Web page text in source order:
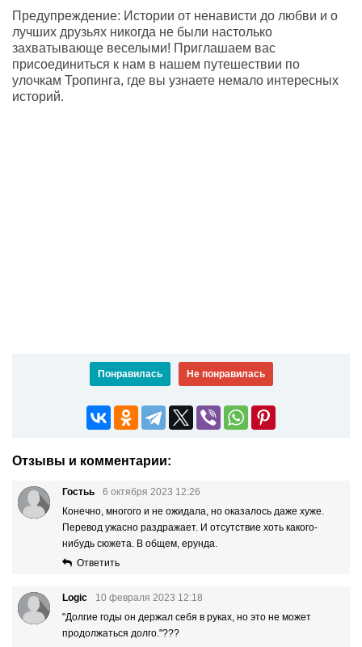
Предупреждение: Истории от ненависти до любви и о
лучших друзьях никогда не были настолько
захватывающе веселыми! Приглашаем вас
присоединиться к нам в нашем путешествии по
улочкам Тропинга, где вы узнаете немало интересных
историй.
Понравилась Не понравилась
Отзывы и комментарии:
Гостьь
6 октября 2023 12:26
Конечно, многого и не ожидала, но оказалось даже хуже.
Перевод ужасно раздражает. И отсутствие хоть какого-
нибудь сюжета. В общем, ерунда.
Ответить
Logic
10 февраля 2023 12:18
"Долгие годы он держал себя в руках, но это не может
продолжаться долго."???